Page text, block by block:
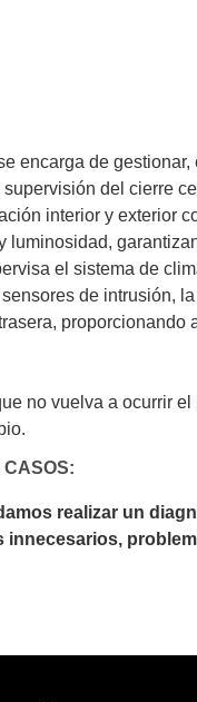
encarga de
del cierre
interior y exterior
luminosidad,
el sistema de
de intrusión,
no vuelva a ocurrir
CASOS:
realizar un